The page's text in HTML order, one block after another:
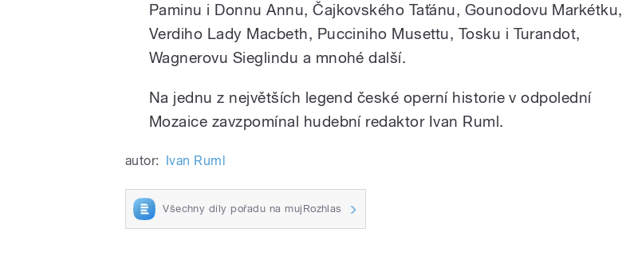
Paminu i Donnu Annu, Čajkovského Taťánu, Gounodovu Markétku,
Verdiho Lady Macbeth, Pucciniho Musettu, Tosku i Turandot,
Wagnerovu Sieglindu a mnohé další.
Na jednu z největších legend české operní historie v odpolední
Mozaice zavzpomínal hudební redaktor Ivan Ruml.
autor: Ivan Ruml
Všechny díly pořadu na mujRozhlas